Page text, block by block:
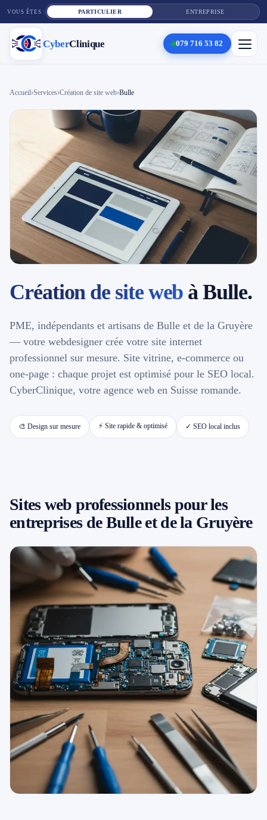
VOUS ÊTES : PARTICULIER ENTREPRISE
CyberClinique 079 716 53 82
Cyber Clinique
Réparation téléphone
Tarifs
Blog
📱 Réparation téléphone par marque
📍 LOCALITÉS DESSERVIES
Région d'Yverdon 6
Gros-de-Vaud 4
5
→ Toutes les zones d'intervention (21 villes)
079 716 53 82
Accueil›Services›Création de site web›Bulle
Création de site web à Bulle.
PME, indépendants et artisans de Bulle et de la Gruyère
— votre webdesigner crée votre site internet
professionnel sur mesure. Site vitrine, e-commerce ou
one-page : chaque projet est optimisé pour le SEO local.
CyberClinique, votre agence web en Suisse romande.
🎨 Design sur mesure ⚡ Site rapide & optimisé ✓ SEO local inclus
Sites web professionnels pour les
entreprises de Bulle et de la Gruyère